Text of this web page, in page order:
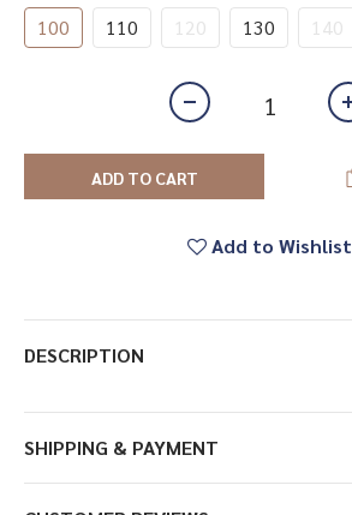
100 110 120 130 140
ADD TO CART
Add to Wishlist
DESCRIPTION
SHIPPING & PAYMENT